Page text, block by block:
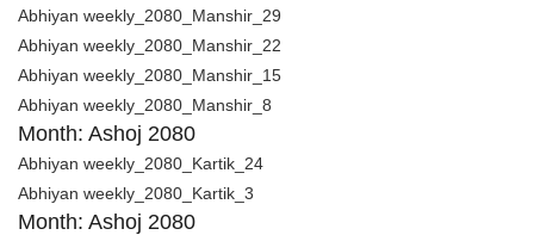
Abhiyan weekly_2080_Manshir_29
Abhiyan weekly_2080_Manshir_22
Abhiyan weekly_2080_Manshir_15
Abhiyan weekly_2080_Manshir_8
Month: Ashoj 2080
Abhiyan weekly_2080_Kartik_24
Abhiyan weekly_2080_Kartik_3
Month: Ashoj 2080